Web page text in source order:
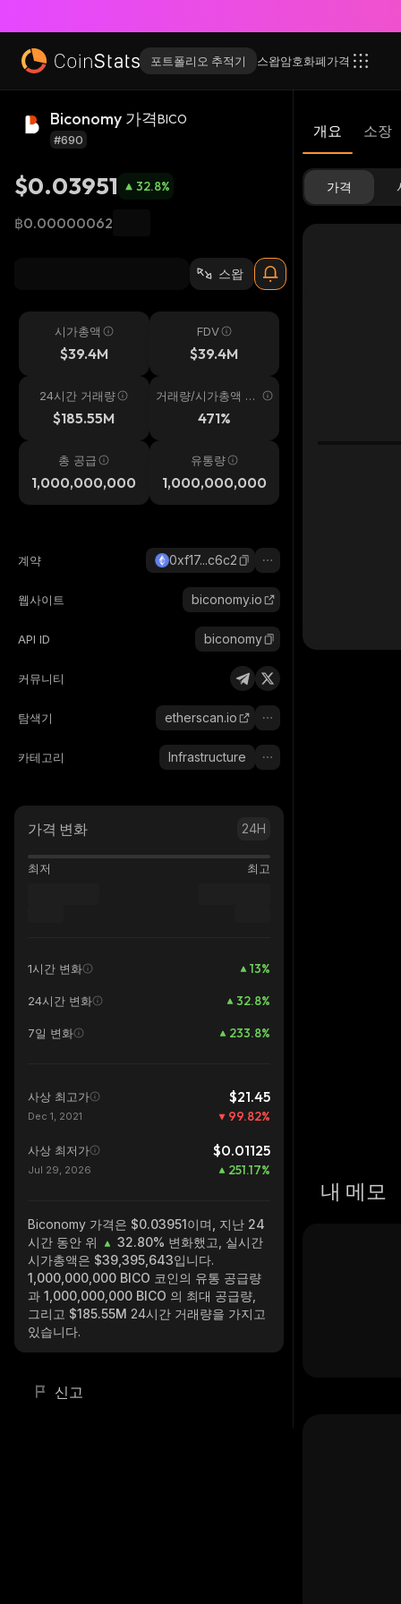
포트폴리오 추적기 스왑암호화폐가격
Biconomy 가격BICO
#690
$0.03951 32.8%
฿0.00000062
스왑
시가총액
$39.4M
FDV
$39.4M
24시간 거래량
$185.55M
거래량/시가총액 24
471%
총 공급
1,000,000,000
유통량
1,000,000,000
계약 0xf17...c6c2
웹사이트 biconomy.io
API ID biconomy
커뮤니티
탐색기 etherscan.io
카테고리 Infrastructure
가격 변화 24H
최저 최고
1시간 변화 13%
24시간 변화 32.8%
7일 변화 233.8%
사상 최고가 $21.45
Dec 1, 2021 99.82%
사상 최저가 $0.01125
Jul 29, 2026 251.17%
Biconomy 가격은 $0.03951이며, 지난 24
시간 동안 위
32.80% 변화했고, 실시간
시가총액은 $39,395,643입니다.
1,000,000,000 BICO 코인의 유통 공급량
과 1,000,000,000 BICO 의 최대 공급량,
그리고 $185.55M 24시간 거래량을 가지고
있습니다.
신고
개요 소장
가격
내 메모